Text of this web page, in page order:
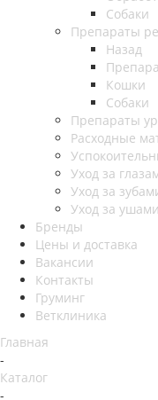
Собаки
Препараты
Назад
Кошки
Собаки
Препараты
Расходные
Уход за
Уход за
Уход за ушами
Бренды
Цены и доставка
Вакансии
Контакты
Груминг
Ветклиника
Главная
-
Каталог
-